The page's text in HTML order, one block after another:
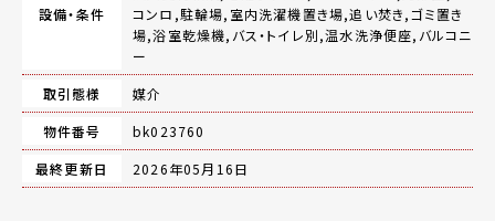
設備・条件
コンロ,駐輪場,室内洗濯機置き場,追い焚き,ゴミ置き
場,浴室乾燥機,バス・トイレ別,温水洗浄便座,バルコニ
ー
取引態様
媒介
物件番号
bk023760
最終更新日
2026年05月16日